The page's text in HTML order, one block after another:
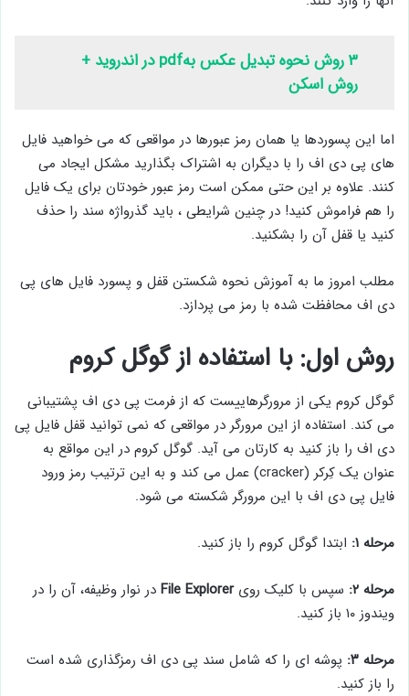
۳ روش نحوه تبدیل عکس بهpdf در اندروید +
روش اسکن
اما این پسوردها یا همان رمز عبورها در مواقعی که می خواهید فایل
های پی دی اف را با دیگران به اشتراک بگذارید مشکل ایجاد می
کنند. علاوه بر این حتی ممکن است رمز عبور خودتان برای یک فایل
را هم فراموش کنید! در چنین شرایطی ، باید گذرواژه سند را حذف
کنید یا قفل آن را بشکنید.
مطلب امروز ما به آموزش نحوه شکستن قفل و پسورد فایل های پی
دی اف محافظت شده با رمز می پردازد.
روش اول: با استفاده از گوگل کروم
گوگل کروم یکی از مرورگرهاییست که از فرمت پی دی اف پشتیبانی
می کند. استفاده از این مرورگر در مواقعی که نمی توانید قفل فایل پی
دی اف را باز کنید به کارتان می آید. گوگل کروم در این مواقع به
عنوان یک کِرکر (cracker) عمل می کند و به این ترتیب رمز ورود
فایل پی دی اف با این مرورگر شکسته می شود.
مرحله ۱: ابتدا گوگل کروم را باز کنید.
مرحله ۲: سپس با کلیک رویFile Explorer در نوار وظیفه، آن را در
ویندوز ۱۰ باز کنید.
مرحله ۳:
پوشه ای را که شامل سند پی دی اف رمزگذاری شده است
را باز کنید.